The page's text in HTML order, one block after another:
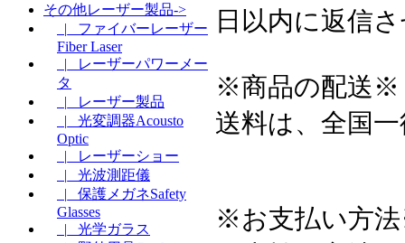
その他レーザー製品->
|_ ファイバーレーザー
Fiber Laser
|_ レーザーパワーメー
タ
|_ レーザー製品
|_ 光変調器Acousto
Optic
|_ レーザーショー
|_ 光波測距儀
|_ 保護メガネSafety
Glasses
|_ 光学ガラス
日以内に返信
※商品の配送※
送料は、全国
※お支払い方